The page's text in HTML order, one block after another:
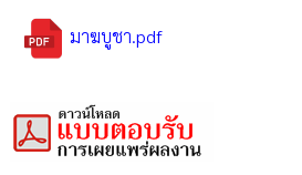
มาฆบูชา.pdf